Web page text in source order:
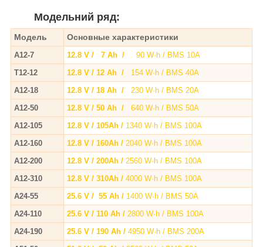
Модельний ряд:
Модель Основные характеристики
А12-7 12.8 V / 7 Ah / 90 W·h / BMS 10A
T12-12
12.8 V / 12 Ah / 154 W·h / BMS 40A
A12-18
12.8 V / 18 Ah / 230 W·h / BMS 20A
A12-50
12.8 V / 50 Ah / 640 W·h / BMS 50A
A12-105
12.8 V / 105Ah / 1340 W·h / BMS 100A
A12-160
12.8 V / 160Ah / 2040 W·h / BMS 100A
A12-200
12.8 V / 200Ah / 2560 W·h / BMS 100A
A12-310
12.8 V / 310Ah / 4000 W·h / BMS 100A
A24-55
25.6 V / 55 Ah / 1400 W·h / BMS 50A
A24-110
25.6 V / 110 Ah / 2800 W·h / BMS 100A
A24-190
25.6 V / 190 Ah / 4950 W·h / BMS 200A